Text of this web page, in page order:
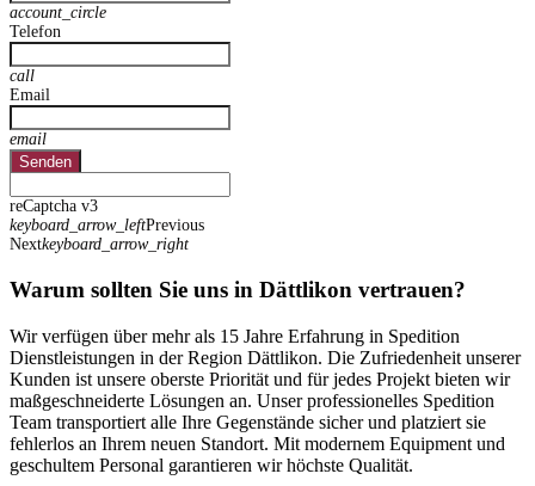
account_circle
Telefon
call
Email
email
Senden
reCaptcha v3
keyboard_arrow_leftPrevious
Nextkeyboard_arrow_right
Warum sollten Sie uns in Dättlikon vertrauen?
Wir verfügen über mehr als 15 Jahre Erfahrung in Spedition
Dienstleistungen in der Region Dättlikon. Die Zufriedenheit unserer
Kunden ist unsere oberste Priorität und für jedes Projekt bieten wir
maßgeschneiderte Lösungen an. Unser professionelles Spedition
Team transportiert alle Ihre Gegenstände sicher und platziert sie
fehlerlos an Ihrem neuen Standort. Mit modernem Equipment und
geschultem Personal garantieren wir höchste Qualität.